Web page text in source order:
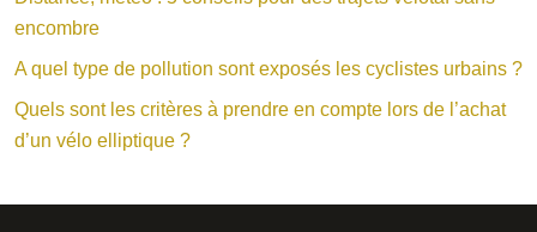
encombre
A quel type de pollution sont exposés les cyclistes urbains ?
Quels sont les critères à prendre en compte lors de l’achat
d’un vélo elliptique ?